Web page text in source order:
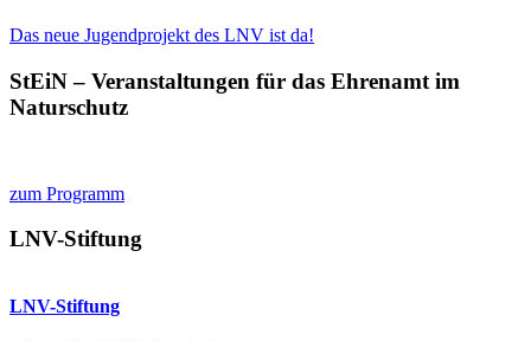
Das neue Jugendprojekt des LNV ist da!
StEiN – Veranstaltungen für das Ehrenamt im
Naturschutz
zum Programm
LNV-Stiftung
LNV-Stiftung